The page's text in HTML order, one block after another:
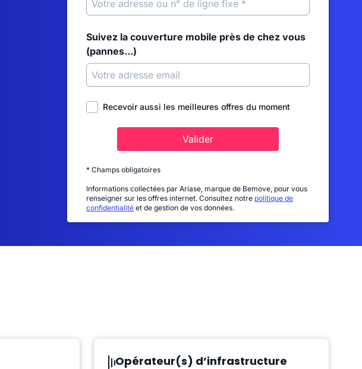
Suivez la couverture mobile près de chez vous
(pannes...)
Recevoir aussi les meilleures offres du moment
Valider
* Champs obligatoires
Informations collectées par Ariase, marque de Bemove, pour vous
renseigner sur les offres internet. Consultez notre politique de
confidentialité et de gestion de vos données.
Opérateur(s) d’infrastructure